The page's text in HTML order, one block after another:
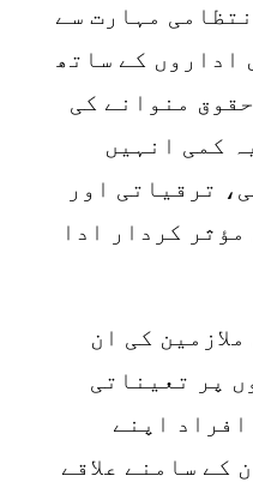
مہارت سے
اداروں کے ساتھ
منوانے کی
کمی انہیں
ترقیاتی اور
مؤثر کردار ادا
کی ان
پر تعیناتی
اپنے
کے سامنے علاقے